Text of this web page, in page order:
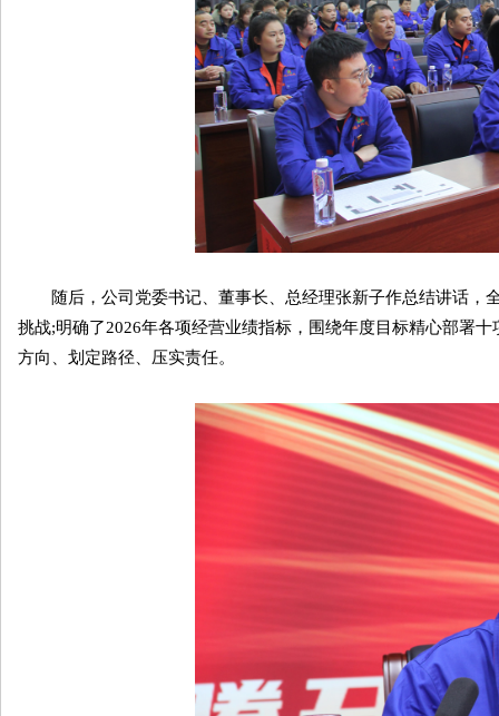
随后，公司党委书记、董事长、总经理张新子作总结讲话，
挑战;明确了2026年各项经营业绩指标，围绕年度目标精心部署
方向、划定路径、压实责任。